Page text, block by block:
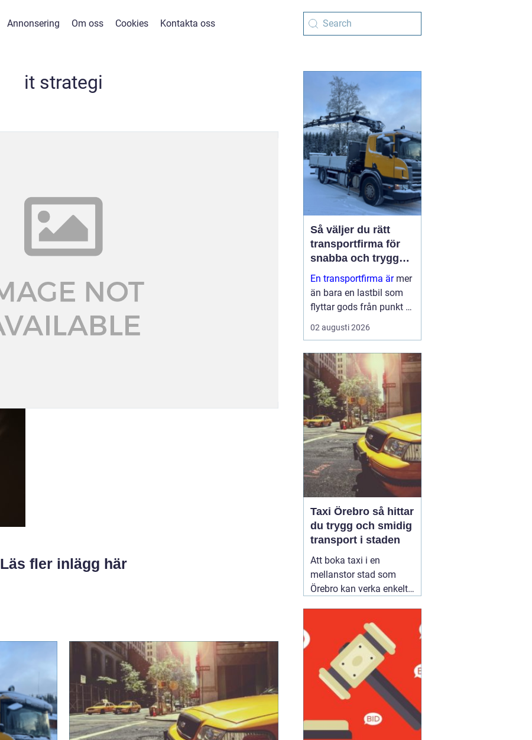
Annonsering Om oss Cookies Kontakta oss
it strategi
Läs fler inlägg här
Så väljer du rätt
transportfirma för
snabba och trygga
leveranser
En transportfirma ärmer
än bara en lastbil som
flyttar gods från punkt A
till punkt B. För många
företag är den en
verksamheten ett nav
som påverkar
kundnöjdhet, lönsamhet
och miljöpåverkan. ...
02 augusti 2026
Taxi Örebro så hittar
du trygg och smidig
transport i staden
Att boka taxi i en
mellanstor stad som
Örebro kan verka enkelt.
och slippa fundera över
priset i efterhand. Därför
blir valet av bolag
viktigare än man först
tror. Den som jämför
alternativ för
02 augusti
2026